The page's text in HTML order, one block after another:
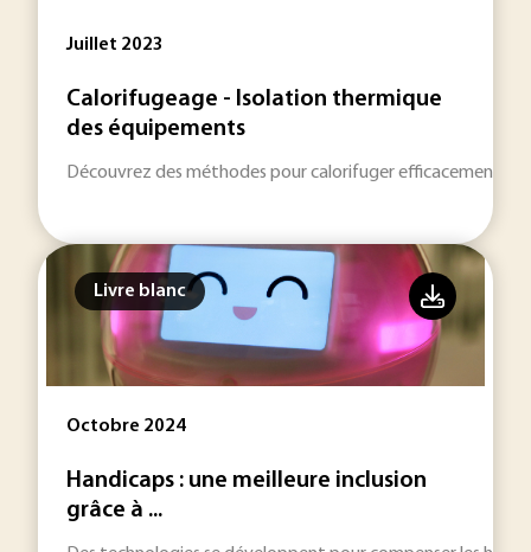
Juillet 2023
Calorifugeage - Isolation thermique
des équipements
Découvrez des méthodes pour calorifuger efficacement
Livre blanc
Octobre 2024
Handicaps : une meilleure inclusion
grâce à ...